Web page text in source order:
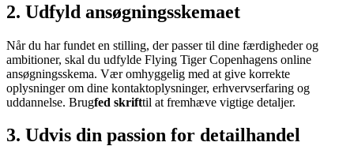
2. Udfyld ansøgningsskemaet
Når du har fundet en stilling, der passer til dine færdigheder og
ambitioner, skal du udfylde Flying Tiger Copenhagens online
ansøgningsskema. Vær omhyggelig med at give korrekte
oplysninger om dine kontaktoplysninger, erhvervserfaring og
uddannelse. Brugfed skrifttil at fremhæve vigtige detaljer.
3. Udvis din passion for detailhandel